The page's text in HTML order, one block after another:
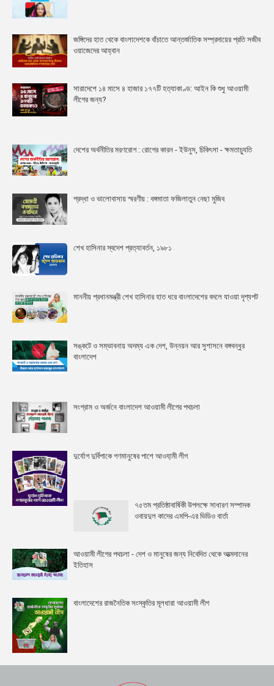
জঙ্গিদের হাত থেকে বাংলাদেশকে বাঁচাতে আন্তর্জাতিক সম্প্রদায়ের প্রতি সজীব
ওয়াজেদের আহ্বান
সারাদেশে ১৪ মাসে ৪ হাজার ১৭৭টি হত্যাকাণ্ড: আইন কি শুধু আওয়ামী
লীগের জন্য?
দেশের অর্থনীতির মরণরোগ : রোগের কারন - ইউনুস, চিকিৎসা - ক্ষমতাচ্যুতি
শ্রদ্ধা ও ভালোবাসায় স্মরণীয় : বঙ্গমাতা ফজিলাতুন নেছা মুজিব
শেখ হাসিনার স্বদেশ প্রত্যাবর্তন, ১৯৮১
মাননীয় প্রধানমন্ত্রী শেখ হাসিনার হাত ধরে বাংলাদেশের বদলে যাওয়া দৃশ্যপট
সঙ্কটে ও সম্ভাবনায় অদম্য এক দেশ, উন্নয়ন আর সুশাসনে বঙ্গবন্ধুর
বাংলাদেশ
সংগ্রাম ও অর্জনে বাংলাদেশ আওয়ামী লীগের পথচলা
দুর্যোগ দুর্বিপাকে গণমানুষের পাশে আওযা়মী লীগ
৭৫তম প্রতিষ্ঠাবার্ষিকী উপলক্ষে সাধারণ সম্পাদক
ওবায়দুল কাদের এমপি-এর ভিডিও বার্তা
আওয়ামী লীগের পথচলা - দেশ ও মানুষের জন্য নিবেদিত থেকে আত্মদানের
ইতিহাস
বাংলাদেশের রাজনৈতিক সংস্কৃতির মূলধারা আওয়ামী লীগ